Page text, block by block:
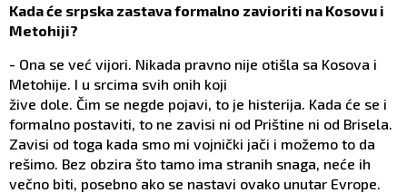
Kada će srpska zastava formalno zavioriti na Kosovu i
Metohiji?
- Ona se već vijori. Nikada pravno nije otišla sa Kosova i
Metohije. I u srcima svih onih koji
žive dole. Čim se negde pojavi, to je histerija. Kada će se i
formalno postaviti, to ne zavisi ni od Prištine ni od Brisela.
Zavisi od toga kada smo mi vojnički jači i možemo to da
rešimo. Bez obzira što tamo ima stranih snaga, neće ih
večno biti, posebno ako se nastavi ovako unutar Evrope.